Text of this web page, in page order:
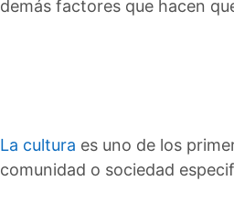
demás factores que hacen
La cultura es uno de los
comunidad o sociedad